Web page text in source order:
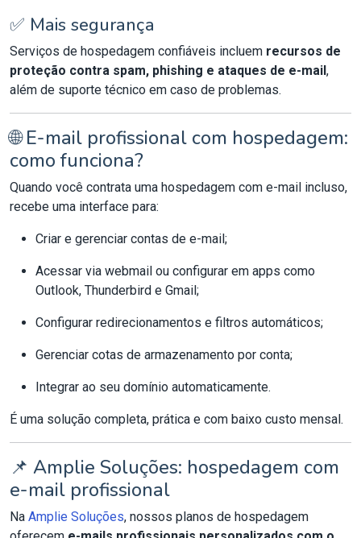
✅ Mais segurança
Serviços de hospedagem confiáveis incluem recursos de
proteção contra spam, phishing e ataques de e-mail,
além de suporte técnico em caso de problemas.
🌐 E-mail profissional com hospedagem:
como funciona?
Quando você contrata uma hospedagem com e-mail incluso,
recebe uma interface para:
Criar e gerenciar contas de e-mail;
Acessar via webmail ou configurar em apps como
Outlook, Thunderbird e Gmail;
Configurar redirecionamentos e filtros automáticos;
Gerenciar cotas de armazenamento por conta;
Integrar ao seu domínio automaticamente.
É uma solução completa, prática e com baixo custo mensal.
📌 Amplie Soluções: hospedagem com
e-mail profissional
Na Amplie Soluções, nossos planos de hospedagem